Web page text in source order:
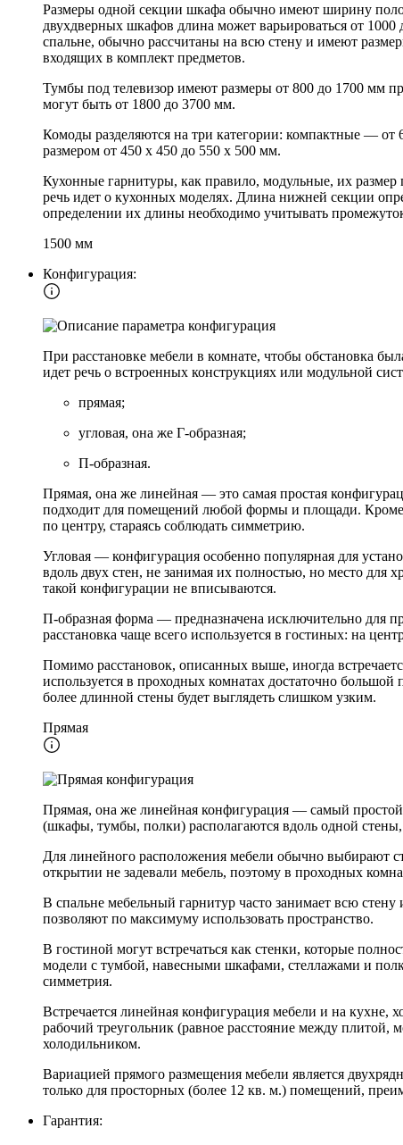
Размеры одной секции шкафа обычно имеют ширину
двухдверных шкафов длина может варьироваться от
спальне, обычно рассчитаны на всю стену и имеют
входящих в комплект предметов.
Тумбы под телевизор имеют размеры от 800 до 1700 мм
могут быть от 1800 до 3700 мм.
Комоды разделяются на три категории: компактные —
размером от 450 х 450 до 550 х 500 мм.
Кухонные гарнитуры, как правило, модульные, их
речь идет о кухонных моделях. Длина нижней секции
определении их длины необходимо учитывать
1500 мм
Конфигурация:
При расстановке мебели в комнате, чтобы обстановка
идет речь о встроенных конструкциях или модульной
прямая;
угловая, она же Г-образная;
П-образная.
Прямая, она же линейная — это самая простая
подходит для помещений любой формы и площади. Кроме
по центру, стараясь соблюдать симметрию.
Угловая — конфигурация особенно популярная для
вдоль двух стен, не занимая их полностью, но место для
такой конфигурации не вписываются.
П-образная форма — предназначена исключительно для
расстановка чаще всего используется в гостиных: на
Помимо расстановок, описанных выше, иногда
используется в проходных комнатах достаточно
более длинной стены будет выглядеть слишком узким.
Прямая
Прямая, она же линейная конфигурация — самый простой
(шкафы, тумбы, полки) располагаются вдоль одной
Для линейного расположения мебели обычно выбирают
открытии не задевали мебель, поэтому в проходных
В спальне мебельный гарнитур часто занимает всю
позволяют по максимуму использовать пространство.
В гостиной могут встречаться как стенки, которые
модели с тумбой, навесными шкафами, стеллажами и
симметрия.
Встречается линейная конфигурация мебели и на кухне,
рабочий треугольник (равное расстояние между
холодильником.
Вариацией прямого размещения мебели является
только для просторных (более 12 кв. м.) помещений,
Гарантия: